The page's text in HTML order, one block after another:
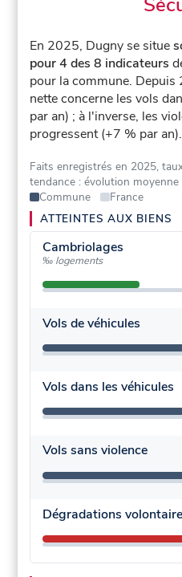
En 2025, Dugny se situe
pour 4 des 8 indicateurs
pour la commune. Depuis
nette concerne les vols
par an) ; à l'inverse, les
progressent (+7 % par an).
Faits enregistrés en 2025,
tendance : évolution
Commune
France
ATTEINTES AUX BIENS
Cambriolages
‰ logements
Vols de véhicules
Vols dans les véhicules
Vols sans violence
Dégradations